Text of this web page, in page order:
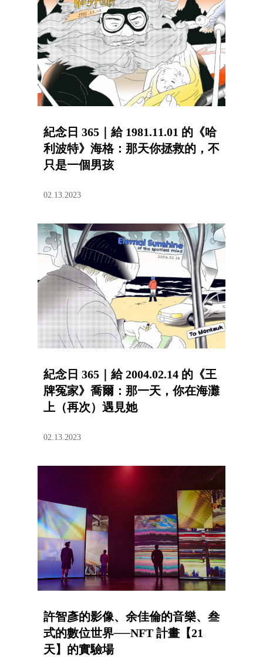
紀念日 365｜給 1981.11.01 的《哈
利波特》海格：那天你拯救的，不
只是一個男孩
02.13.2023
紀念日 365｜給 2004.02.14 的《王
牌冤家》喬爾：那一天，你在海灘
上（再次）遇見她
02.13.2023
許智彥的影像、余佳倫的音樂、叁
式的數位世界──NFT 計畫【21
天】的實驗場